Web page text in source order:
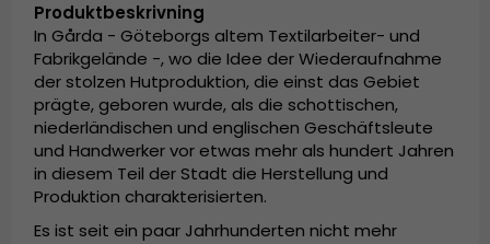
Produktbeskrivning
In Gårda - Göteborgs altem Textilarbeiter- und
Fabrikgelände -, wo die Idee der Wiederaufnahme
der stolzen Hutproduktion, die einst das Gebiet
prägte, geboren wurde, als die schottischen,
niederländischen und englischen Geschäftsleute
und Handwerker vor etwas mehr als hundert Jahren
in diesem Teil der Stadt die Herstellung und
Produktion charakterisierten.
Es ist seit ein paar Jahrhunderten nicht mehr